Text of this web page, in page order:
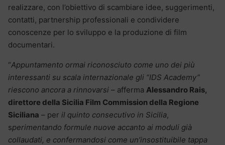
realizzare, con l’obiettivo di scambiare idee, suggerimenti,
contatti, partnership professionali e condividere
conoscenze per lo sviluppo e la produzione di film
documentari.
“Appuntamento ormai riconosciuto come uno dei più
interessanti su scala internazionale gli “IDS Academy”
riescono ancora a rinnovarsi – afferma Alessandro Rais,
direttore della Sicilia Film Commission della Regione
Siciliana – per il quinto consecutivo in Sicilia,
sperimentando formule nuove accanto ai moduli già
collaudati, e confermandosi come un’insostituibile tappa